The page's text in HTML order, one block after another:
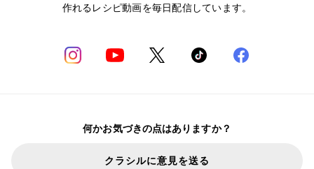
作れるレシピ動画を毎日配信しています。
何かお気づきの点はありますか？
クラシルに意見を送る